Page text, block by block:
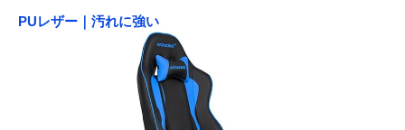
PUレザー｜汚れに強い